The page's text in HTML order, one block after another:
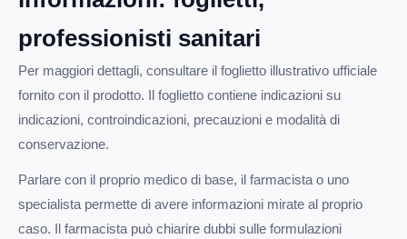
professionisti sanitari
Per maggiori dettagli, consultare il foglietto illustrativo ufficiale
fornito con il prodotto. Il foglietto contiene indicazioni su
indicazioni, controindicazioni, precauzioni e modalità di
conservazione.
Parlare con il proprio medico di base, il farmacista o uno
specialista permette di avere informazioni mirate al proprio
caso. Il farmacista può chiarire dubbi sulle formulazioni